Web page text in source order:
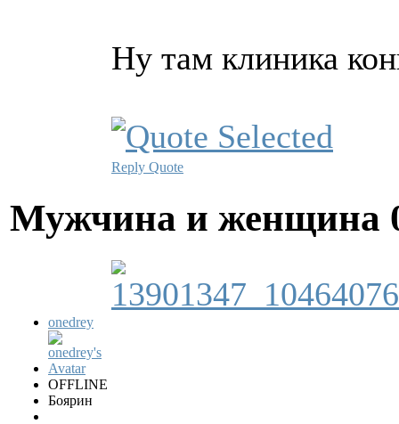
Ну там клиника
Reply Quote
Мужчина и женщина
onedrey
OFFLINE
Боярин